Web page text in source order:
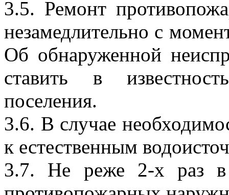
3.5. Ремонт
незамедлительно с
Об обнаруженной
ставить в
поселения.
3.6. В случае
к естественным
3.7. Не реже 2-х раз в